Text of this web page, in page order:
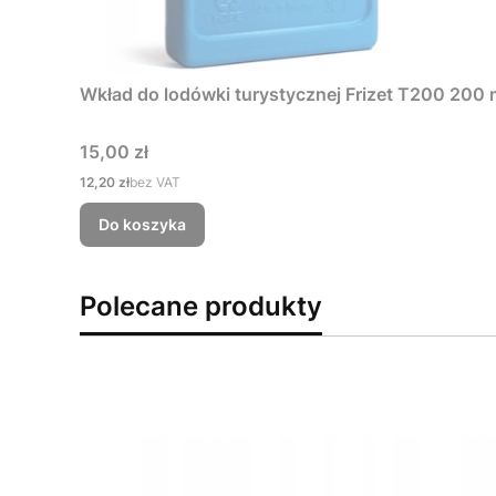
Wkład do lodówki turystycznej
Cena
15,00 zł
Cena
12,20 złbez VAT
Do koszyka
Polecane produkty